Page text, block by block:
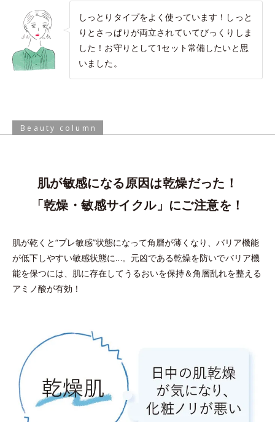
しっとりタイプをよく使っています！しっと
りとさっぱりが両立されていてびっくりしま
した！お守りとして1セット常備したいと思
いました。
Beauty column
肌が敏感になる原因は乾燥だった！
「乾燥・敏感サイクル」にご注意を！
肌が乾くと“プレ敏感”状態になって角層が薄くなり、バリア機能
が低下しやすい敏感状態に…。 元凶である乾燥を防いでバリア機
能を保つには、肌に存在してうるおいを保持＆角層乱れを整える
アミノ酸が有効！